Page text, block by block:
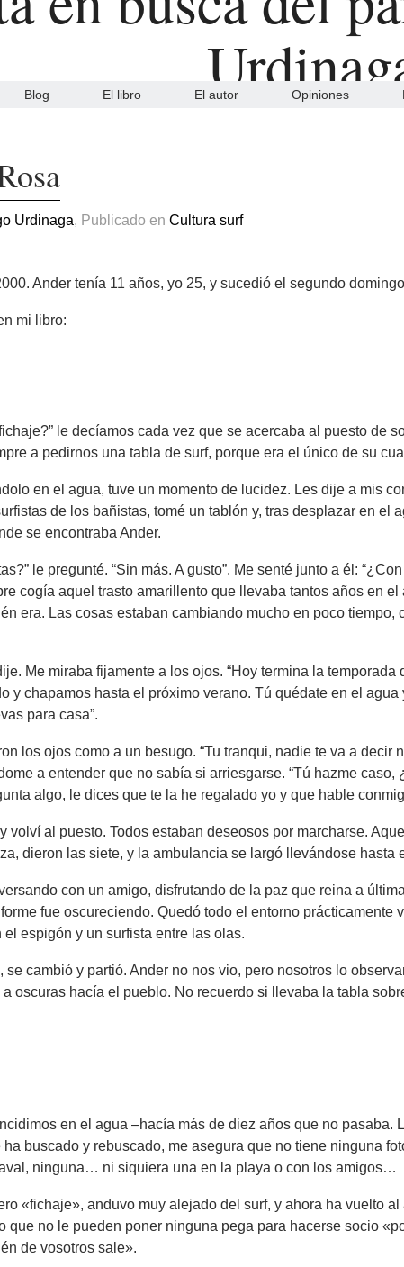
Blog El libro El autor Opiniones
Urdinaga, Publicado enCultura surf
Ander tenía 11 años, yo 25, y sucedió el segundo
mi libro:
le decíamos cada vez que se acercaba al puesto de
a pedirnos una tabla de surf, porque era el único de su
en el agua, tuve un momento de lucidez. Les dije a mis
de los bañistas, tomé un tablón y, tras desplazar en el
se encontraba Ander.
le pregunté. “Sin más. A gusto”. Me senté junto a él:
cogía aquel trasto amarillento que llevaba tantos años en
era. Las cosas estaban cambiando mucho en poco tiempo,
Me miraba fijamente a los ojos. “Hoy termina la temporada
y chapamos hasta el próximo verano. Tú quédate en el agua
para casa”.
los ojos como a un besugo. “Tu tranqui, nadie te va a decir
a entender que no sabía si arriesgarse. “Tú hazme caso,
algo, le dices que te la he regalado yo y que hable
volví al puesto. Todos estaban deseosos por marcharse.
dieron las siete, y la ambulancia se largó llevándose hasta
con un amigo, disfrutando de la paz que reina a
fue oscureciendo. Quedó todo el entorno prácticamente
el espigón y un surfista entre las olas.
se cambió y partió. Ander no nos vio, pero nosotros lo
oscuras hacía el pueblo. No recuerdo si llevaba la tabla
en el agua –hacía más de diez años que no pasaba.
ha buscado y rebuscado, me asegura que no tiene ninguna
ninguna… ni siquiera una en la playa o con los amigos…
«fichaje», anduvo muy alejado del surf, y ahora ha vuelto
que no le pueden poner ninguna pega para hacerse socio
de vosotros sale».